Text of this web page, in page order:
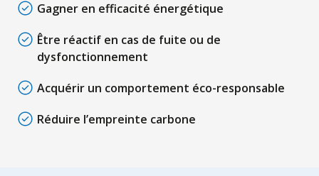
Gagner en efficacité énergétique
Être réactif en cas de fuite ou de
dysfonctionnement
Acquérir un comportement éco-responsable
Réduire l’empreinte carbone